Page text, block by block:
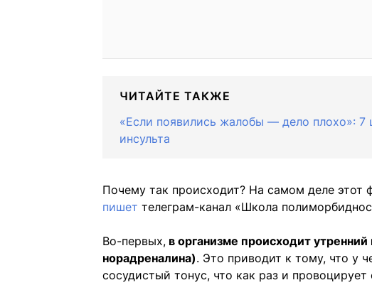
ЧИТАЙТЕ ТАКЖЕ
«Если появились жалобы — дело плохо»: 7
инсульта
Почему так происходит? На самом деле этот
пишет телеграм-канал «Школа
Во-первых, в организме происходит
норадреналина). Это приводит к тому, что у
сосудистый тонус, что как раз и